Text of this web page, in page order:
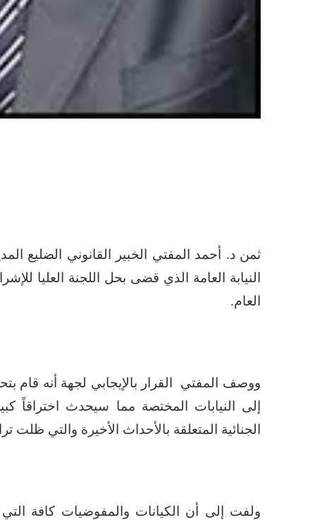
ثمن د. أحمد المفتي الخبير القانوني الضليع
النيابة العامة الذي قضى بحل اللجنة العليا
العام.
ووصف المفتي القرار بالإيجابي لجهة أنه قام
إلى النيابات المختصة مما سيحدث اختراقاً
الجنائية المتعلقة بالأحداث الأخيرة والتي ظلت
ولفت إلى أن الكيانات والمفوضيات كافة